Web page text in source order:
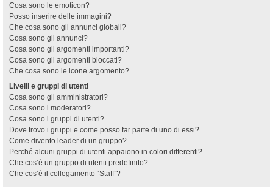
Cosa sono le emoticon?
Posso inserire delle immagini?
Che cosa sono gli annunci globali?
Cosa sono gli annunci?
Cosa sono gli argomenti importanti?
Cosa sono gli argomenti bloccati?
Che cosa sono le icone argomento?
Livelli e gruppi di utenti
Cosa sono gli amministratori?
Cosa sono i moderatori?
Cosa sono i gruppi di utenti?
Dove trovo i gruppi e come posso far parte di uno di essi?
Come divento leader di un gruppo?
Perché alcuni gruppi di utenti appaiono in colori differenti?
Che cos’è un gruppo di utenti predefinito?
Che cos’è il collegamento “Staff”?